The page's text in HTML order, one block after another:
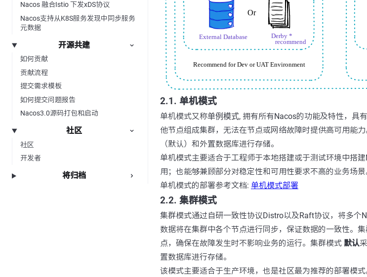
Nacos 融合Istio 下发xDS协议
Nacos支持从K8S服务发现中同步服务
元数据
开源共建
如何贡献
贡献流程
提交需求模板
如何提交问题报告
Nacos3.0源码打包和启动
社区
社区
开发者
将归档
2.1. 单机模式
单机模式又称单例模式, 拥有所有Nacos的功能及特性，具
他节点组成集群，无法在节点或网络故障时提供高可用能
（默认）和外置数据库进行存储。
单机模式主要适合于工程师于本地搭建或于测试环境中搭
用；也能够兼顾部分对稳定性和可用性要求不高的业务场景
单机模式的部署参考文档: 单机模式部署
2.2. 集群模式
集群模式通过自研一致性协议Distro以及Raft协议，将多个
数据将在集群中各个节点进行同步，保证数据的一致性。
点，确保在故障发生时不影响业务的运行。集群模式 默认
置数据库进行存储。
该模式主要适合于生产环境，也是社区最为推荐的部署模式